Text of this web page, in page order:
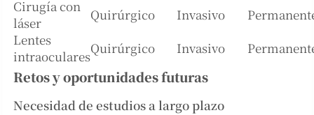
Cirugía con
láser
Quirúrgico Invasivo
Lentes
intraocularesQuirúrgico Invasivo
Retos y oportunidades futuras
Necesidad de estudios a largo plazo